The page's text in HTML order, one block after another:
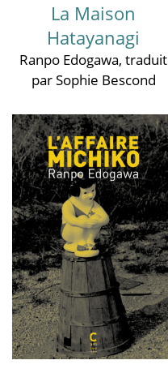
La Maison
Hatayanagi
Ranpo Edogawa, traduit
par Sophie Bescond